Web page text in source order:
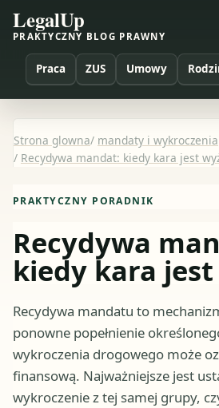
LegalUp
PRAKTYCZNY BLOG PRAWNY
Praca ZUS Umowy
Strona glowna/ mandaty i wykroczenia
/ Recydywa mandat: kiedy kara jest
PRAKTYCZNY PORADNIK
Recydywa
kiedy kara jest
Recydywa mandatu to
ponowne popełnienie
wykroczenia drogowego może
finansową. Najważniejsze jest
wykroczenie z tej samej grupy,